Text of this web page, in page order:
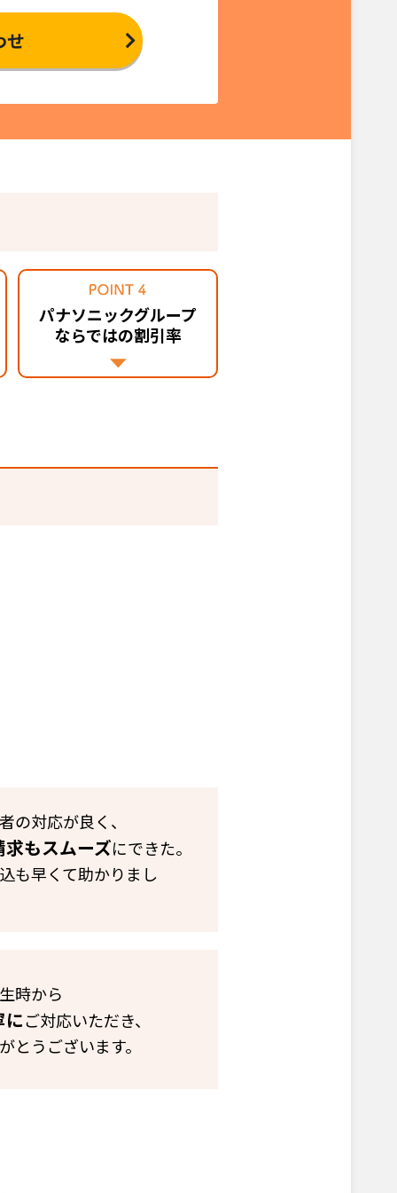
せ
パナソニックグループ
ならではの割引率
の対応が良く、
もスムーズにできた。
も早くて助かりまし
時から
にご対応いただき、
とうございます。